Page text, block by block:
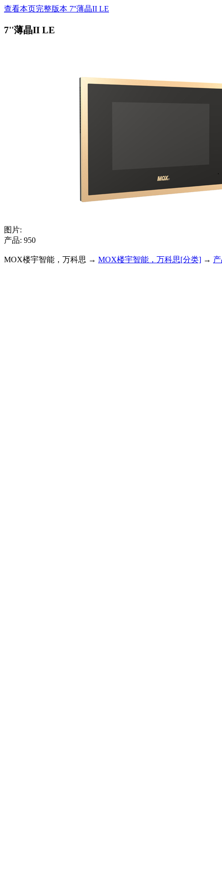
查看本页完整版本 7''薄晶II LE
7''薄晶II LE
图片:
产品: 950
MOX楼宇智能，万科思 → MOX楼宇智能，万科思[分类] →